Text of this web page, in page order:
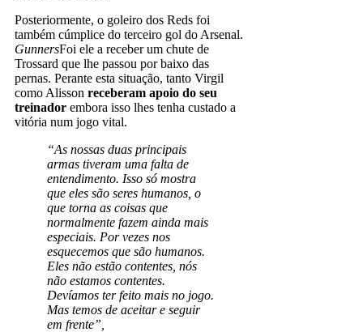
Posteriormente, o goleiro dos Reds foi
também cúmplice do terceiro gol do Arsenal.
GunnersFoi ele a receber um chute de
Trossard que lhe passou por baixo das
pernas. Perante esta situação, tanto Virgil
como Alisson receberam apoio do seu
treinador embora isso lhes tenha custado a
vitória num jogo vital.
“As nossas duas principais
armas tiveram uma falta de
entendimento. Isso só mostra
que eles são seres humanos, o
que torna as coisas que
normalmente fazem ainda mais
especiais. Por vezes nos
esquecemos que são humanos.
Eles não estão contentes, nós
não estamos contentes.
Devíamos ter feito mais no jogo.
Mas temos de aceitar e seguir
em frente”,